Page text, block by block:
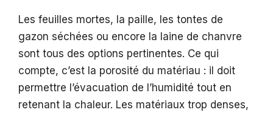
Les feuilles mortes, la paille, les tontes de
gazon séchées ou encore la laine de chanvre
sont tous des options pertinentes. Ce qui
compte, c’est la porosité du matériau : il doit
permettre l’évacuation de l’humidité tout en
retenant la chaleur. Les matériaux trop denses,